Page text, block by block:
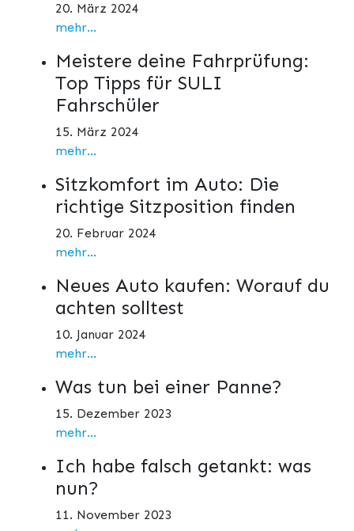
20. März 2024
mehr...
Meistere deine Fahrprüfung:
Top Tipps für SULI
Fahrschüler
15. März 2024
mehr...
Sitzkomfort im Auto: Die
richtige Sitzposition finden
20. Februar 2024
mehr...
Neues Auto kaufen: Worauf du
achten solltest
10. Januar 2024
mehr...
Was tun bei einer Panne?
15. Dezember 2023
mehr...
Ich habe falsch getankt: was
nun?
11. November 2023